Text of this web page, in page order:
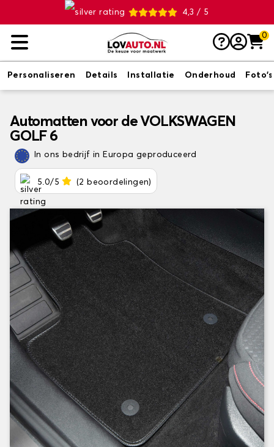
4,3 / 5
0
Personaliseren Details Installatie Onderhoud Foto's
Automatten voor de VOLKSWAGEN
GOLF 6
In ons bedrijf in Europa geproduceerd
5.0/5 (2 beoordelingen)